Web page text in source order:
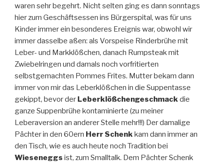
waren sehr begehrt. Nicht selten ging es dann sonntags
hier zum Geschäftsessen ins Bürgerspital, was für uns
Kinder immer ein besonderes Ereignis war, obwohl wir
immer dasselbe aßen: als Vorspeise Rinderbrühe mit
Leber- und Markklößchen, danach Rumpsteak mit
Zwiebelringen und damals noch vorfritierten
selbstgemachten Pommes Frites. Mutter bekam dann
immer von mir das Leberklößchen in die Suppentasse
gekippt, bevor der Leberklößchengeschmackdie
ganze Suppenbrühe kontaminierte (zu meiner
Leberaversion an anderer Stelle mehr!!!) Der damalige
Pächter in den 60ern Herr Schenkkam dann immer an
den Tisch, wie es auch heute noch Tradition bei
Wieseneggs ist, zum Smalltalk. Dem Pächter Schenk